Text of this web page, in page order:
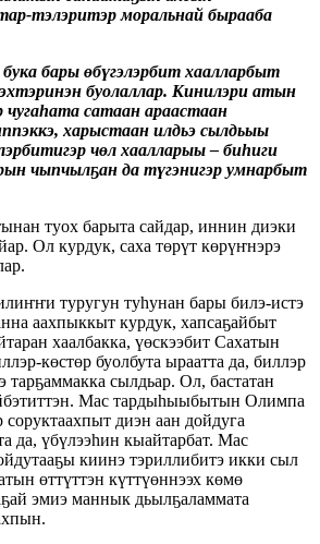
тэлэритэр моральнай бырааба
бары өбүгэлэрбит хаалларбыт
буолаллар. Кинилэри атын
чугаһата сатаан араастаан
харыстаан илдьэ сылдьыы
чөл хаалларыы – биһиги
чыпчылҕан да түгэнигэр умнарбыт
туох барыта сайдар, иннин диэки
Ол курдук, саха төрүт көрүҥнэрэ
туругун туһунан бары билэ-истэ
аахпыккыт курдук, хапсаҕайбыт
хаалбакка, үөскээбит Сахатын
көстөр буолбута ыраатта да, биллэр
тарҕаммакка сылдьар. Ол, бастатан
Мас тардыһыыбытын Олимпа
диэн аан дойдуга
да, үбүлээһин кыайтарбат. Мас
киинэ тэриллибитэ икки сыл
өттүттэн күттүөннээх көмө
эмиэ маннык дьылҕаламмата